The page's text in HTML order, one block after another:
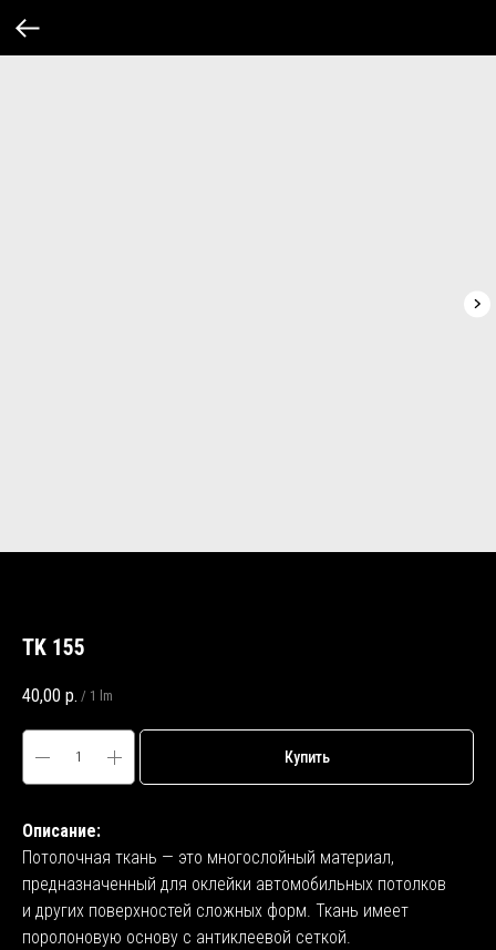
TK 155
40,00 р. / 1 lm
Купить
Описание:
Потолочная ткань — это многослойный материал,
предназначенный для оклейки автомобильных потолков
и других поверхностей сложных форм. Ткань имеет
поролоновую основу с антиклеевой сеткой.